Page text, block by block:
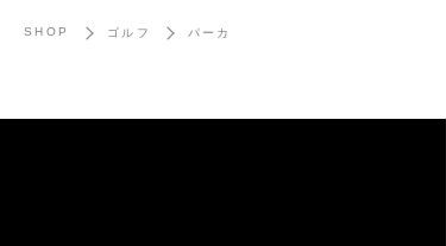
SHOP ゴルフ パーカ